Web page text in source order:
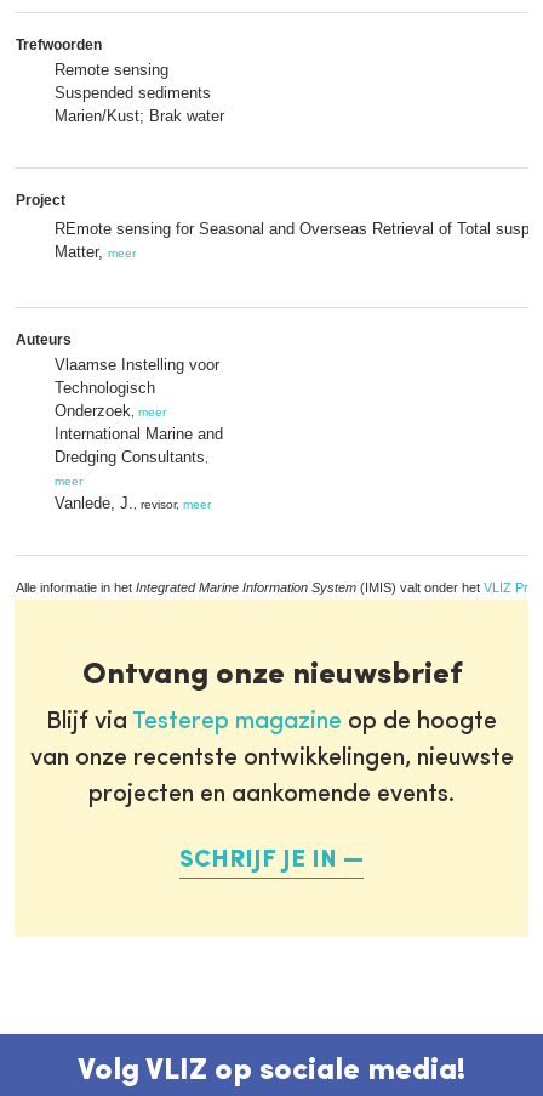
Trefwoorden
Remote sensing
Suspended sediments
Marien/Kust; Brak water
Project
REmote sensing for Seasonal and Overseas Retrieval of Total
Matter, meer
Auteurs
Vlaamse Instelling voor
Technologisch
Onderzoek meer
International Marine and
Dredging Consultants
meer
Vanlede, J. , revisor, meer
Alle informatie in het Integrated Marine Information System (IMIS) valt onder het VLIZ
Ontvang onze nieuwsbrief
Blijf via Testerep magazine op de hoogte
van onze recentste ontwikkelingen, nieuwste
projecten en aankomende events.
SCHRIJF JE IN
Volg VLIZ op sociale media!